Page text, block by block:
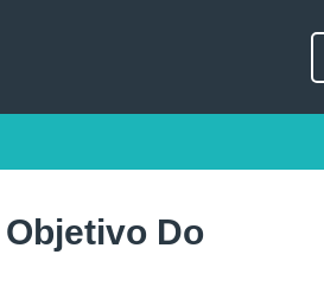
Do